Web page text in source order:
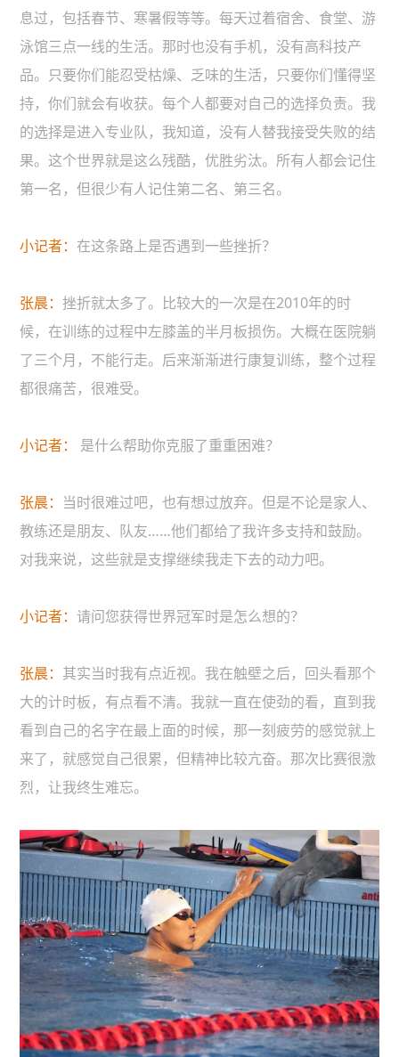
息过，包括春节、寒暑假等等。每天过着宿舍、食堂、游
泳馆三点一线的生活。那时也没有手机，没有高科技产
品。只要你们能忍受枯燥、乏味的生活，只要你们懂得坚
持，你们就会有收获。每个人都要对自己的选择负责。我
的选择是进入专业队，我知道，没有人替我接受失败的结
果。这个世界就是这么残酷，优胜劣汰。所有人都会记住
第一名，但很少有人记住第二名、第三名。
小记者： 在这条路上是否遇到一些挫折？
张晨：挫折就太多了。比较大的一次是在2010年的时
候，在训练的过程中左膝盖的半月板损伤。大概在医院躺
了三个月，不能行走。后来渐渐进行康复训练，整个过程
都很痛苦，很难受。
小记者： 是什么帮助你克服了重重困难？
张晨： 当时很难过吧，也有想过放弃。但是不论是家人、
教练还是朋友、队友……他们都给了我许多支持和鼓励。
对我来说，这些就是支撑继续我走下去的动力吧。
小记者：请问您获得世界冠军时是怎么想的？
张晨： 其实当时我有点近视。我在触壁之后，回头看那个
大的计时板，有点看不清。我就一直在使劲的看，直到我
看到自己的名字在最上面的时候，那一刻疲劳的感觉就上
来了，就感觉自己很累，但精神比较亢奋。那次比赛很激
烈，让我终生难忘。